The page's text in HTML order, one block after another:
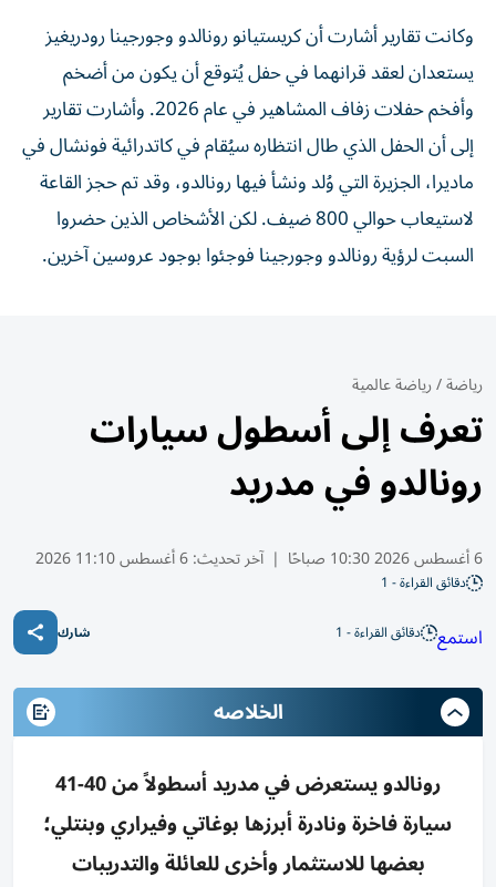
وكانت تقارير أشارت أن كريستيانو رونالدو وجورجينا رودريغيز
يستعدان لعقد قرانهما في حفل يُتوقع أن يكون من أضخم
وأفخم حفلات زفاف المشاهير في عام 2026. وأشارت تقارير
إلى أن الحفل الذي طال انتظاره سيُقام في كاتدرائية فونشال في
ماديرا، الجزيرة التي وُلد ونشأ فيها رونالدو، وقد تم حجز القاعة
لاستيعاب حوالي 800 ضيف. لكن الأشخاص الذين حضروا
السبت لرؤية رونالدو وجورجينا فوجئوا بوجود عروسين آخرين.
رياضة/رياضة عالمية
تعرف إلى أسطول سيارات
رونالدو في مدريد
6 أغسطس 2026 10:30 صباحًا | آخر تحديث:6 أغسطس 11:10 2026
دقائق القراءة - 1
استمع دقائق القراءة - 1 شارك
الخلاصه
رونالدو يستعرض في مدريد أسطولاً من 40-41
سيارة فاخرة ونادرة أبرزها بوغاتي وفيراري وبنتلي؛
بعضها للاستثمار وأخرى للعائلة والتدريبات